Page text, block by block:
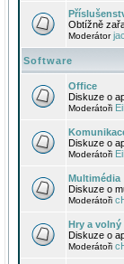
Obtížně
Moderátor
Software
Office
Diskuze o
Moderátoři
Diskuze o
Moderátoři
Multimédia
Diskuze o
Moderátoři
Hry a volný
Diskuze o
Moderátoři